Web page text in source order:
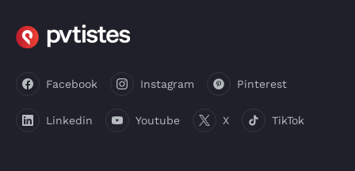
Facebook Instagram Pinterest
Linkedin Youtube X TikTok